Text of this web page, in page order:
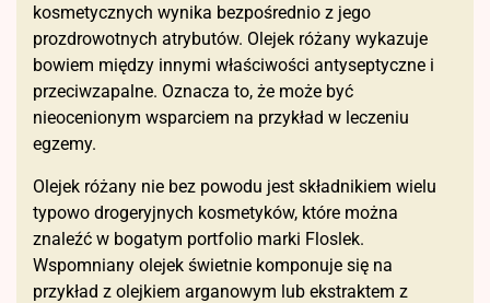
kosmetycznych wynika bezpośrednio z jego
prozdrowotnych atrybutów. Olejek różany wykazuje
bowiem między innymi właściwości antyseptyczne i
przeciwzapalne. Oznacza to, że może być
nieocenionym wsparciem na przykład w leczeniu
egzemy.
Olejek różany nie bez powodu jest składnikiem wielu
typowo drogeryjnych kosmetyków, które można
znaleźć w bogatym portfolio marki Floslek.
Wspomniany olejek świetnie komponuje się na
przykład z olejkiem arganowym lub ekstraktem z